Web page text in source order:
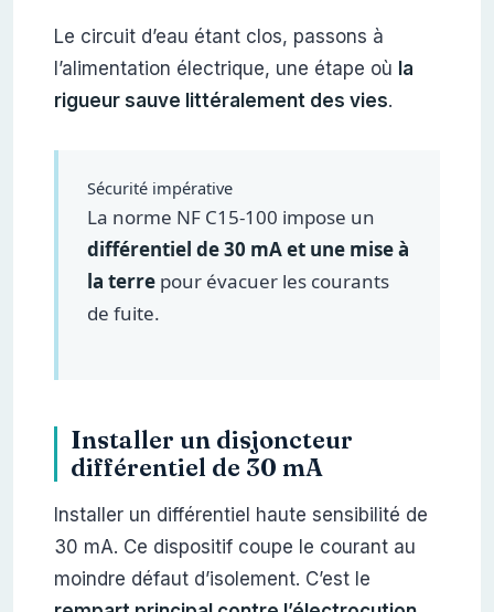
Le circuit d’eau étant clos, passons à
l’alimentation électrique, une étape où la
rigueur sauve littéralement des vies.
Sécurité impérative
La norme NF C15-100 impose un
différentiel de 30 mA et une mise à
la terrepour évacuer les courants
de fuite.
Installer un disjoncteur
différentiel de 30 mA
Installer un différentiel haute sensibilité de
30 mA. Ce dispositif coupe le courant au
moindre défaut d’isolement. C’est le